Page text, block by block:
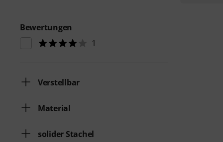
Bewertungen
1
Verstellbar
Material
solider Stachel